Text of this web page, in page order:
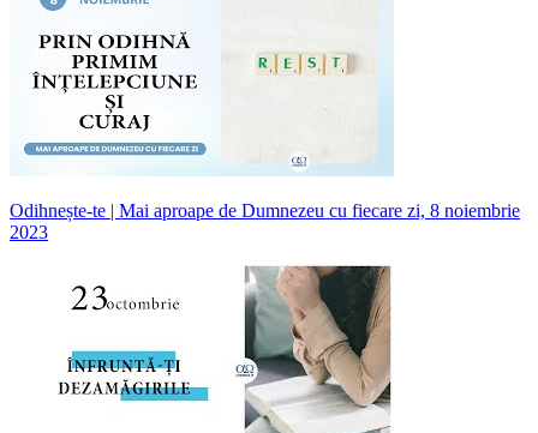
Odihnește-te | Mai aproape de Dumnezeu cu fiecare zi, 8 noiembrie
2023